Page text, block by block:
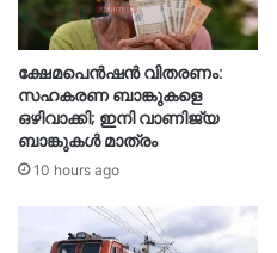
ക്ഷേമപെൻഷൻ വിതരണം:
സഹകരണ ബാങ്കുകളെ
ഒഴിവാക്കി; ഇനി വാണിജ്യ
ബാങ്കുകൾ മാത്രം
10 hours ago